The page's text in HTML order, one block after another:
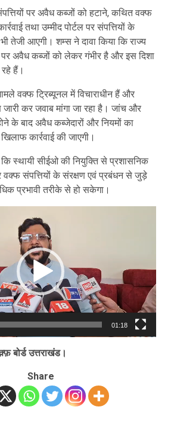
पर अवैध कब्जों को हटाने, कथित वक्फ
तथा उम्मीद पोर्टल पर संपत्तियों के
तेजी आएगी। शम्स ने दावा किया कि राज्य
पर अवैध कब्जों को लेकर गंभीर है और इस दिशा
हैं।
वक्फ ट्रिब्यूनल में विचाराधीन हैं और
जारी कर जवाब मांगा जा रहा है। जांच और
के बाद अवैध कब्जेदारों और नियमों का
कार्रवाई की जाएगी।
कि स्थायी सीईओ की नियुक्ति से प्रशासनिक
वक्फ संपत्तियों के संरक्षण एवं प्रबंधन से जुड़े
प्रभावी तरीके से हो सकेगा।
01:18
बोर्ड उत्तराखंड।
Share